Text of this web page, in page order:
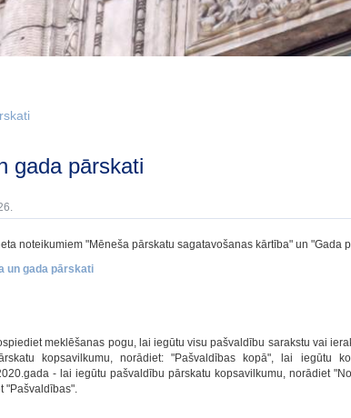
gada pārskati
noteikumiem "Mēneša pārskatu sagatavošanas kārtība" un "Gada
un gada pārskati
meklēšanas pogu, lai iegūtu visu pašvaldību sarakstu vai
kopsavilkumu, norādiet: "Pašvaldības kopā", lai iegūtu
- lai iegūtu pašvaldību pārskatu kopsavilkumu, norādiet
"Pašvaldības".